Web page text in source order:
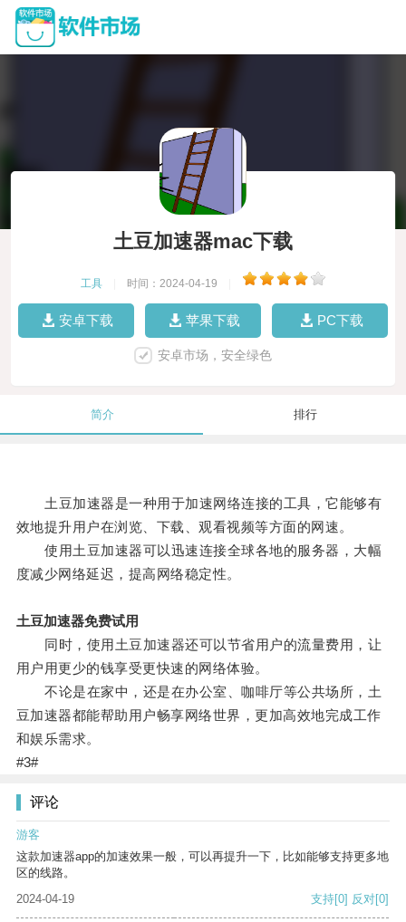
土豆加速器mac下载
工具 时间：2024-04-19
安卓下载 苹果下载 PC下载
安卓市场，安全绿色
简介 排行
土豆加速器是一种用于加速网络连接的工具，它能够有
效地提升用户在浏览、下载、观看视频等方面的网速。
使用土豆加速器可以迅速连接全球各地的服务器，大幅
度减少网络延迟，提高网络稳定性。
土豆加速器免费试用
同时，使用土豆加速器还可以节省用户的流量费用，让
用户用更少的钱享受更快速的网络体验。
不论是在家中，还是在办公室、咖啡厅等公共场所，土
豆加速器都能帮助用户畅享网络世界，更加高效地完成工作
和娱乐需求。
#3#
评论
游客
这款加速器app的加速效果一般，可以再提升一下，比如能够支持更多地
区的线路。
2024-04-19
支持[0] 反对[0]